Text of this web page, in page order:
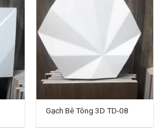
Gạch Bê Tông 3D TD-08